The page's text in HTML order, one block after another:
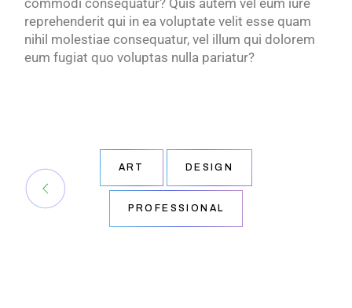
reprehenderit qui in ea voluptate velit esse quam
nihil molestiae consequatur, vel illum qui dolorem
eum fugiat quo voluptas nulla pariatur?
ART DESIGN
PROFESSIONAL